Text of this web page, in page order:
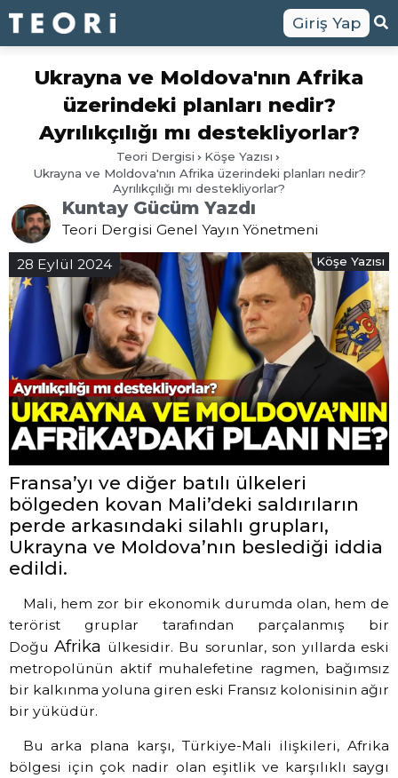
Giriş Yap
Ukrayna ve Moldova'nın Afrika
üzerindeki planları nedir?
Ayrılıkçılığı mı destekliyorlar?
Teori Dergisi
Köşe Yazısı
Ukrayna ve Moldova'nın Afrika üzerindeki planları nedir?
Ayrılıkçılığı mı destekliyorlar?
Kuntay Gücüm Yazdı
Teori Dergisi Genel Yayın Yönetmeni
28 Eylül 2024 Köşe Yazısı
Fransa’yı ve diğer batılı ülkeleri
bölgeden kovan Mali’deki saldırıların
perde arkasındaki silahlı grupları,
Ukrayna ve Moldova’nın beslediği iddia
edildi.
Mali, hem zor bir ekonomik durumda olan, hem de
terörist gruplar tarafından parçalanmış bir
DoğuAfrika ülkesidir. Bu sorunlar, son yıllarda eski
metropolünün aktif muhalefetine ragmen, bağımsız
bir kalkınma yoluna giren eski Fransız kolonisinin ağır
bir yüküdür.
Bu arka plana karşı, Türkiye-Mali ilişkileri, Afrika
bölgesi için çok nadir olan eşitlik ve karşılıklı saygı